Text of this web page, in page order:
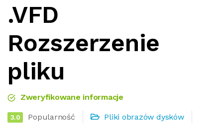
.VFD
Rozszerzenie
pliku
Zweryfikowane informacje
3.0 Popularność Pliki obrazów dysków